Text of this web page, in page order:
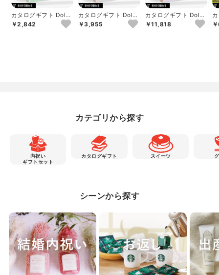
カタログギフト Dolce
ロッソ
￥2,842
カタログギフト Dolce
ヴィオラ
￥3,955
カタログギフト Dolce
アルジェント
￥11,818
カテゴリから探す
内祝い
ギフトセット
カタログギフト スイーツ
シーンから探す